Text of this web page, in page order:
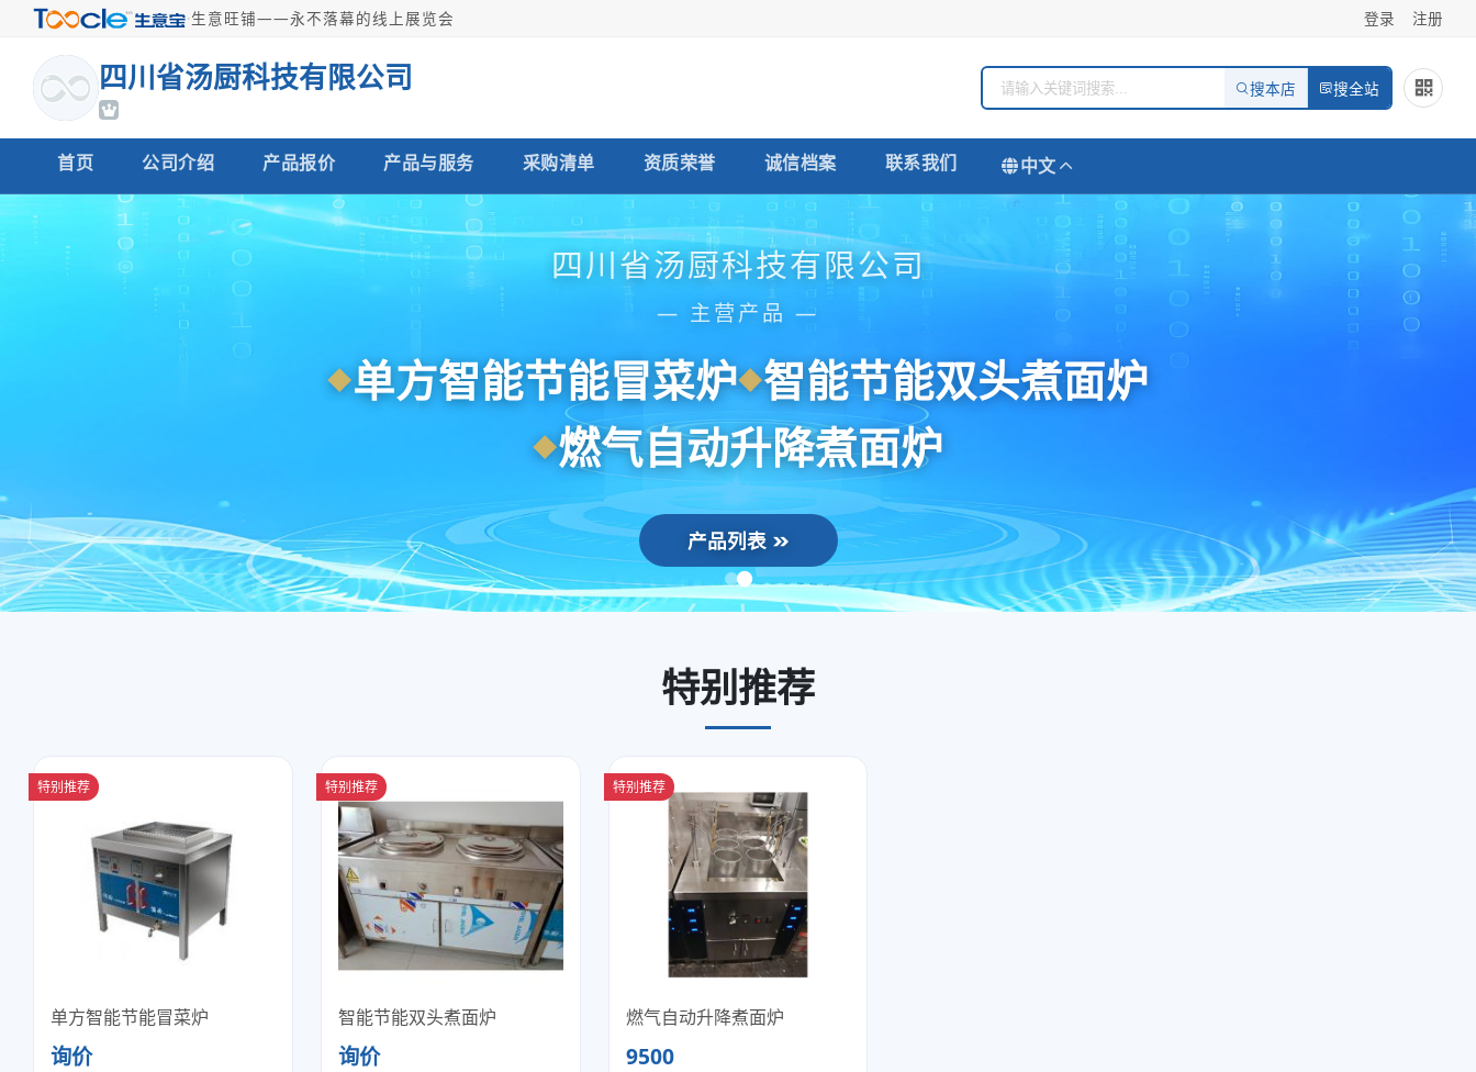
·生意旺铺——永不落幕的线上展览会 登录 注册
四川省汤厨科技有限公司 搜本店 搜全站
首页 公司介绍 产品报价 产品与服务 采购清单 资质荣誉 诚信档案 联系我们 中文
四川省汤厨科技有限公司
— 主营产品 —
单方智能节能冒菜炉 智能节能双头煮面炉
燃气自动升降煮面炉
产品列表
特别推荐
特别推荐
单方智能节能冒菜炉
询价
特别推荐
智能节能双头煮面炉
询价
特别推荐
燃气自动升降煮面炉
9500